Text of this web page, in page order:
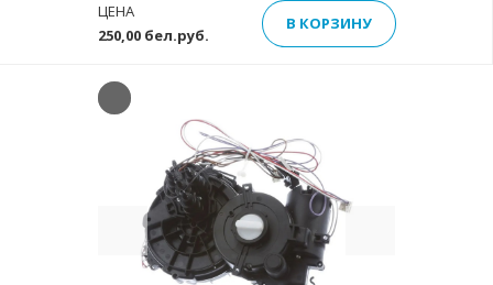
250,00 бел.руб.
ЦЕНА
В КОРЗИНУ
Previous